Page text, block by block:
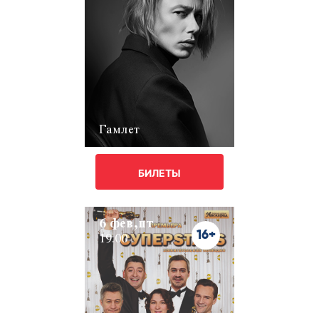
Гамлет
БИЛЕТЫ
6 фев,пт
19:00 16+